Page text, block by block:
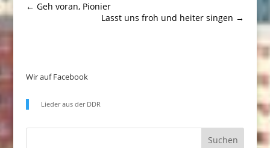
← Geh voran, Pionier
Lasst uns froh und heiter singen →
Wir auf Facebook
Lieder aus der DDR